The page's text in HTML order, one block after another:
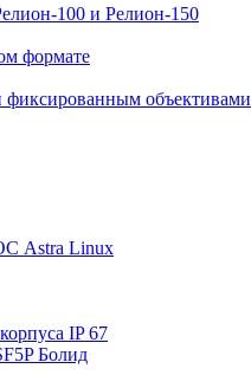
100 и Релион-150
формате
объективами
Astra Linux
IP 67
Болид